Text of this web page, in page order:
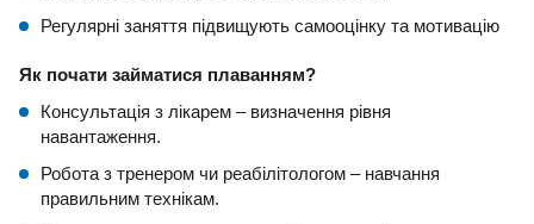
Регулярні заняття підвищують самооцінку та мотивацію
Як почати займатися плаванням?
Консультація з лікарем – визначення рівня
навантаження.
Робота з тренером чи реабілітологом – навчання
правильним технікам.